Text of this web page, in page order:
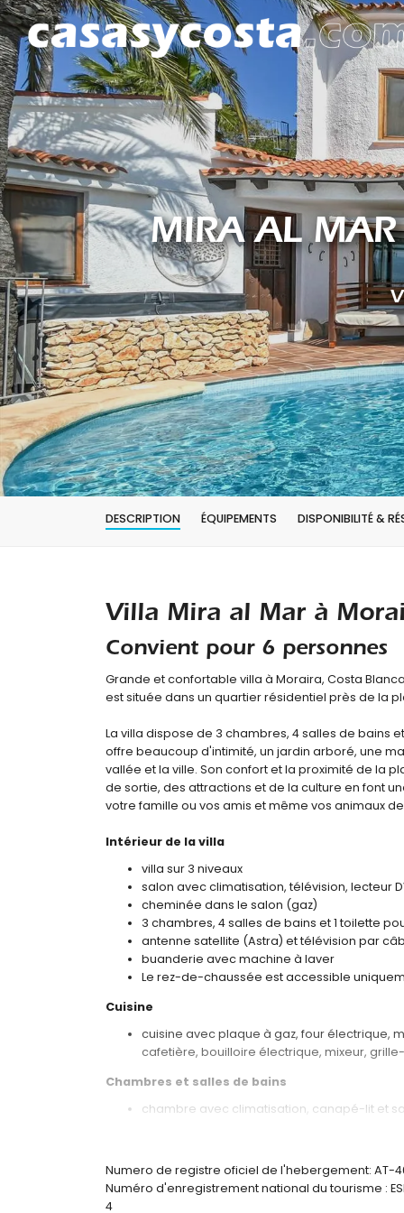
MIRA AL
DESCRIPTION ÉQUIPEMENTS DISPONIBILITÉ &
Villa Mira al Mar à
Convient pour 6 personnes
Grande et confortable villa à Moraira, Costa
est située dans un quartier résidentiel près de la
La villa dispose de 3 chambres, 4 salles de bains
offre beaucoup d'intimité, un jardin arboré, une
vallée et la ville. Son confort et la proximité de la
de sortie, des attractions et de la culture en font
votre famille ou vos amis et même vos animaux
Intérieur de la villa
villa sur 3 niveaux
salon avec climatisation, télévision, lecteur
cheminée dans le salon (gaz)
3 chambres, 4 salles de bains et 1 toilette
antenne satellite (Astra) et télévision par
buanderie avec machine à laver
Le rez-de-chaussée est accessible
Cuisine
cuisine avec plaque à gaz, four électrique,
cafetière, bouilloire électrique, mixeur,
Chambres et salles de bains
chambre avec climatisation, canapé-lit et
salle de bains avec lavabo simple, douche
Extérieur de la villa
Numero de registre oficiel de l'hebergement: AT-
Numéro d'enregistrement national du tourisme :
4